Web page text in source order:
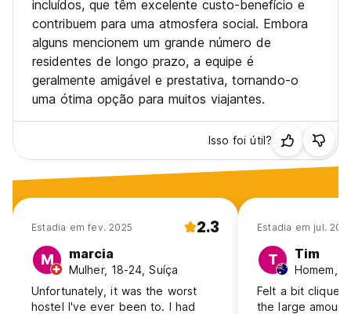
incluídos, que têm excelente custo-benefício e
contribuem para uma atmosfera social. Embora
alguns mencionem um grande número de
residentes de longo prazo, a equipe é
geralmente amigável e prestativa, tornando-o
uma ótima opção para muitos viajantes.
Isso foi útil?
Estadia em fev. 2025 2.3
M marcia
Mulher, 18-24, Suíça
Unfortunately, it was the worst
hostel I've ever been to. I had
Estadia em jul.
T Tim
Homem,
Felt a bit
the large